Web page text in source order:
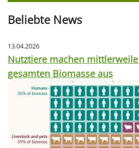
Beliebte News
13.04.2026
Nutztiere machen
gesamten Biomasse aus